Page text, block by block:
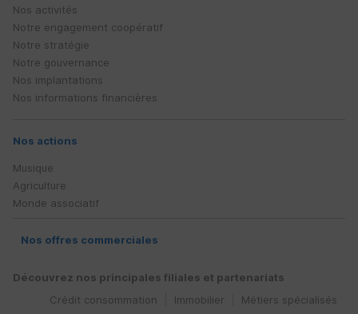
Nos activités
Notre engagement coopératif
Notre stratégie
Notre gouvernance
Nos implantations
Nos informations financières
Nos actions
Musique
Agriculture
Monde associatif
Nos offres commerciales
Découvrez nos principales filiales et partenariats
Métiers spécialisés
Immobilier
Crédit consommation